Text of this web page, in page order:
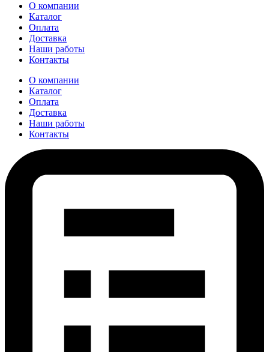
О компании
Каталог
Оплата
Доставка
Наши работы
Контакты
О компании
Каталог
Оплата
Доставка
Наши работы
Контакты